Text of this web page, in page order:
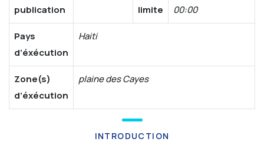
publication
limite
00:00
Pays
d’éxécution
Haiti
Zone(s)
d’éxécution
plaine des Cayes
INTRODUCTION